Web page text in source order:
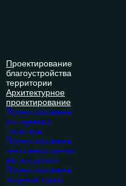
Проектирование
благоустройства
территории
Архитектурное
проектирование
Проектирование
коттеджных
поселков
Проектирование
многоквартирных
жилых домов
Проектирование
входных групп